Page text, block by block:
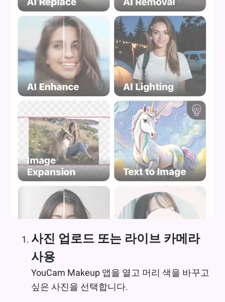
사진 업로드 또는 라이브 카메라
사용
YouCam Makeup 앱을 열고 머리 색을 바꾸고
싶은 사진을 선택합니다.